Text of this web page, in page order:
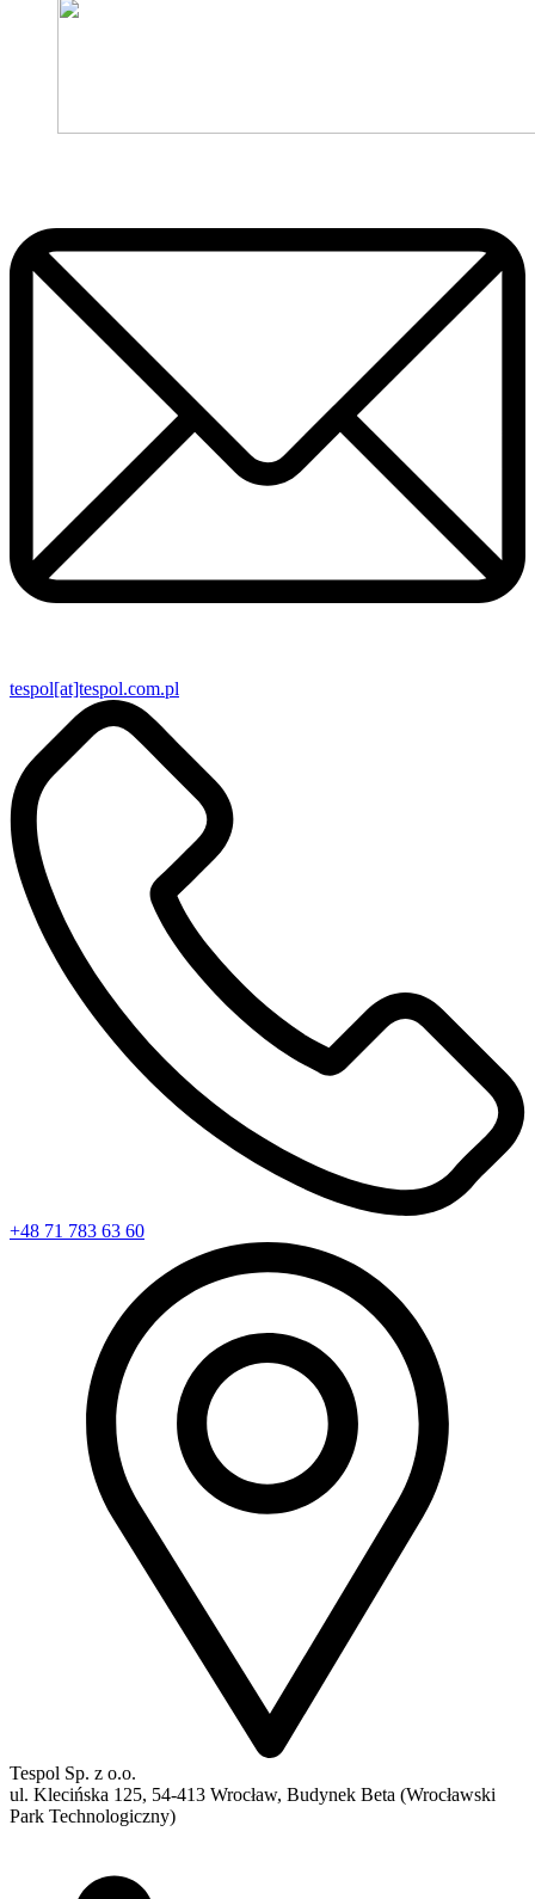
tespol[at]tespol.com.pl
+48 71 783 63 60
Tespol Sp. z o.o.
ul. Klecińska 125, 54-413 Wrocław, Budynek Beta (Wrocławski
Park Technologiczny)